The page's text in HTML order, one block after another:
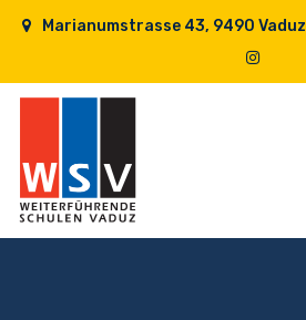
Marianumstrasse 43, 9490 Vaduz